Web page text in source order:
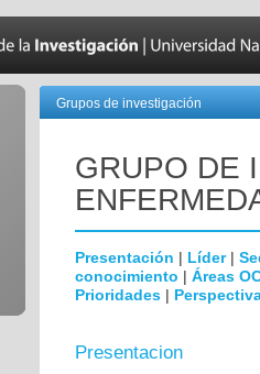
Grupos de investigación
GRUPO DE
Presentación | Líder|
conocimiento | Áreas
Prioridades |
Presentacion